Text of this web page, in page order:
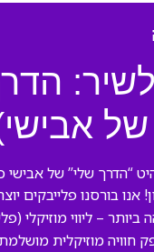
“הדרך שלי” של אבישי
בורסנו פלייבקים
– ליווי מוזיקלי
חוויה מוזיקלית